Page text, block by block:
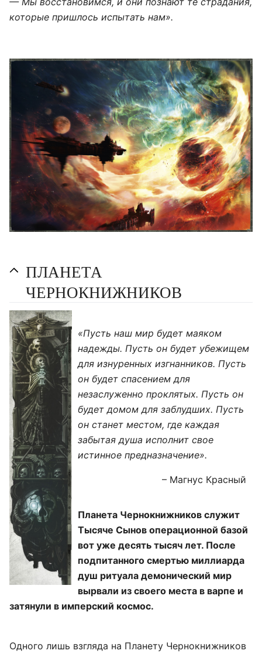
которые пришлось испытать нам».
ПЛАНЕТА
ЧЕРНОКНИЖНИКОВ
«Пусть наш мир будет маяком
надежды. Пусть он будет убежищем
для изнуренных изгнанников. Пусть
он будет спасением для
незаслуженно проклятых. Пусть он
будет домом для заблудших. Пусть
он станет местом, где каждая
забытая душа исполнит свое
истинное предназначение».
– Магнус Красный
Планета Чернокнижников служит
Тысяче Сынов операционной базой
вот уже десять тысяч лет. После
подпитанного смертью миллиарда
душ ритуала демонический мир
вырвали из своего места в варпе и
затянули в имперский космос.
Одного лишь взгляда на Планету Чернокнижников